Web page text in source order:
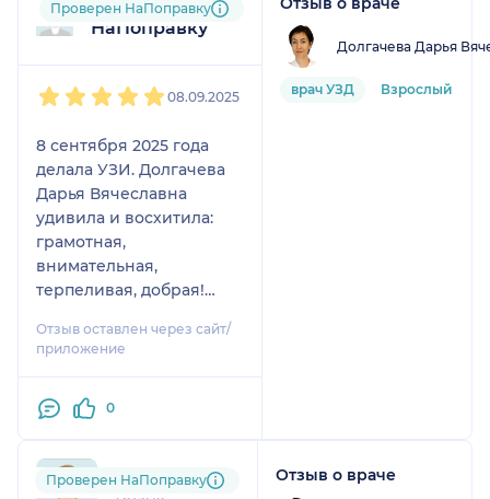
Пользователь
НаПоправку
Проверен НаПоправку
08.09.2025
8 сентября 2025 года
делала УЗИ. Долгачева
Дарья Вячеславна
удивила и восхитила:
грамотная,
внимательная,
терпеливая, добрая!
самое главное,-
успокоила, хотя болячек
Доктор, за золотые руки
Отзыв оставлен через сайт/
приложение
0
Долгачева Дарья
врач УЗД Взрослый
263....@....ru
Проверен НаПоправку Отзыв о враче